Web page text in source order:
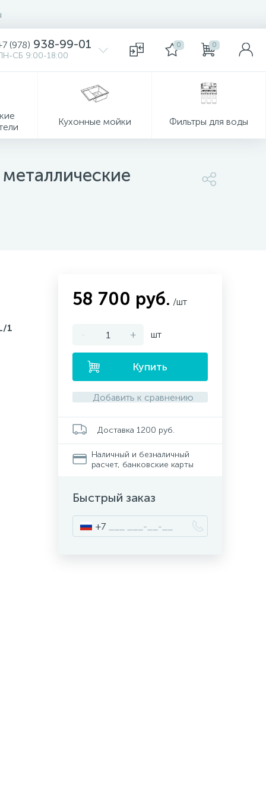
(978) 938-99-01
СБ 9:00-18:00
0 0
Кухонные мойки Фильтры для воды
1
58 700 руб. /шт
- + шт
Купить
Добавить к сравнению
Доставка 1200 руб.
Наличный и безналичный
расчет, банковские карты
Быстрый заказ
+7